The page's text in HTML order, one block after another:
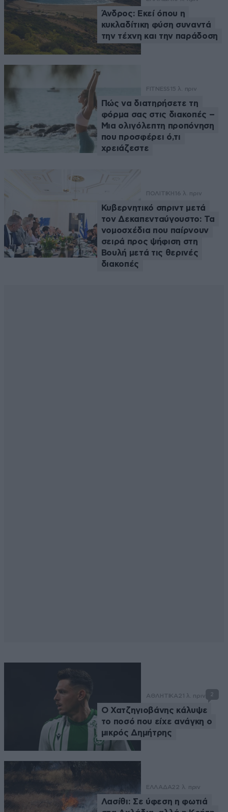
Άνδρος: Εκεί όπου η
κυκλαδίτικη φύση συναντά
την τέχνη και την παράδοση
FITNESS 15 λ. πριν
Πώς να διατηρήσετε τη
φόρμα σας στις διακοπές –
Μια ολιγόλεπτη προπόνηση
που προσφέρει ό,τι
χρειάζεστε
ΠΟΛΙΤΙΚΗ 16 λ. πριν
Κυβερνητικό σπριντ μετά
τον Δεκαπενταύγουστο: Τα
νομοσχέδια που παίρνουν
σειρά προς ψήφιση στη
Βουλή μετά τις θερινές
διακοπές
ΑΘΛΗΤΙΚΑ21 λ. πριν 2
Ο Χατζηγιοβάνης κάλυψε
το ποσό που είχε ανάγκη ο
μικρός Δημήτρης
ΕΛΛΑΔΑ22 λ. πριν
Λασίθι: Σε ύφεση η φωτιά